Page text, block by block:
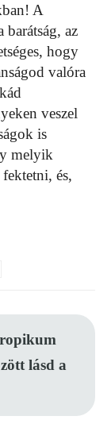
A
barátság, az
hogy
valóra
veszel
is
melyik
és,
lásd a